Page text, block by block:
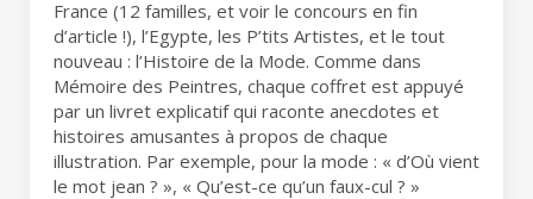
France (12 familles, et voir le concours en fin
d’article !), l’Egypte, les P’tits Artistes, et le tout
nouveau : l’Histoire de la Mode. Comme dans
Mémoire des Peintres, chaque coffret est appuyé
par un livret explicatif qui raconte anecdotes et
histoires amusantes à propos de chaque
illustration. Par exemple, pour la mode : « d’Où vient
le mot jean ? », « Qu’est-ce qu’un faux-cul ? »